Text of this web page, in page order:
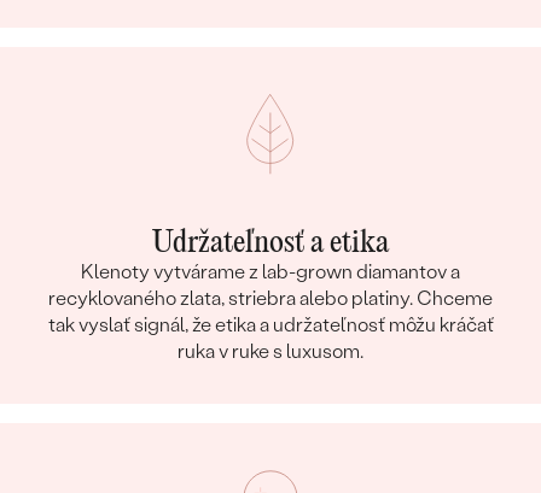
Udržateľnosť a etika
Klenoty vytvárame z lab-grown diamantov a
recyklovaného zlata, striebra alebo platiny. Chceme
tak vyslať signál, že etika a udržateľnosť môžu kráčať
ruka v ruke s luxusom.